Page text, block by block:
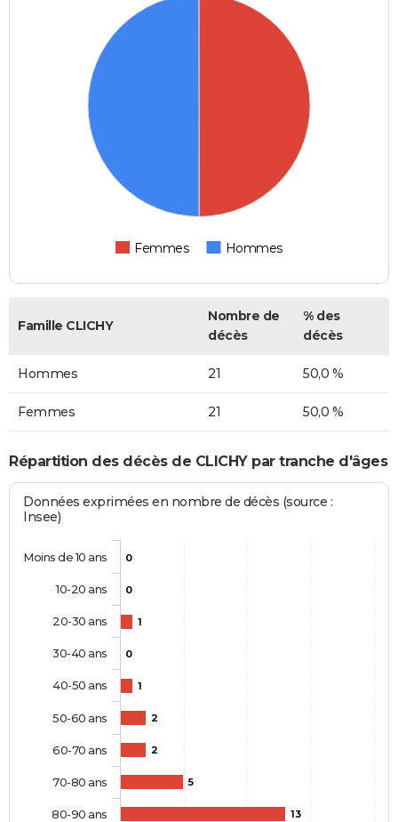
Femmes Hommes
Famille CLICHY
Nombre de
décès
% des
décès
Hommes 21 50,0 %
Femmes 21 50,0 %
Répartition des décès de CLICHY par tranche d'âges
Données exprimées en nombre de décès (source :
Insee)
0
0
1
0
1
2
2
5
13
Moins de 10 ans
10-20 ans
20-30 ans
30-40 ans
40-50 ans
50-60 ans
60-70 ans
70-80 ans
80-90 ans